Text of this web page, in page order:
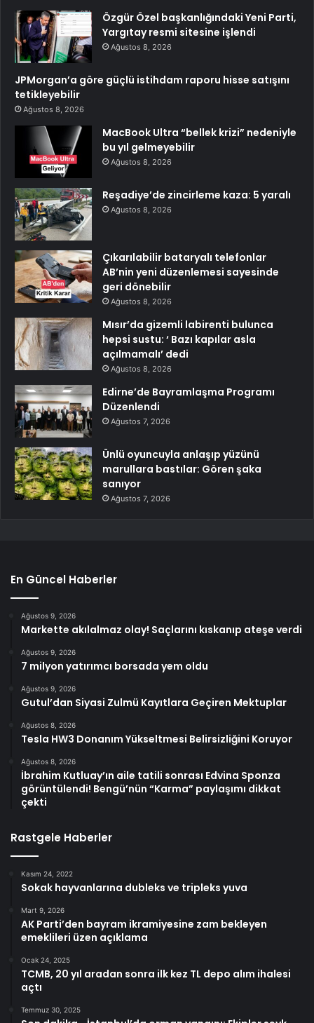
Özgür Özel başkanlığındaki Yeni Parti,
Yargıtay resmi sitesine işlendi
Ağustos 8, 2026
JPMorgan’a göre güçlü istihdam raporu hisse satışını
tetikleyebilir
Ağustos 8, 2026
MacBook Ultra “bellek krizi” nedeniyle
bu yıl gelmeyebilir
Ağustos 8, 2026
Reşadiye’de zincirleme kaza: 5 yaralı
Ağustos 8, 2026
Çıkarılabilir bataryalı telefonlar
AB’nin yeni düzenlemesi sayesinde
geri dönebilir
Ağustos 8, 2026
Mısır’da gizemli labirenti bulunca
hepsi sustu: ‘ Bazı kapılar asla
açılmamalı’ dedi
Ağustos 8, 2026
Edirne’de Bayramlaşma Programı
Düzenlendi
Ağustos 7, 2026
Ünlü oyuncuyla anlaşıp yüzünü
marullara bastılar: Gören şaka
sanıyor
Ağustos 7, 2026
En Güncel Haberler
Ağustos 9, 2026
Markette akılalmaz olay! Saçlarını kıskanıp ateşe verdi
Ağustos 9, 2026
7 milyon yatırımcı borsada yem oldu
Ağustos 9, 2026
Gutul’dan Siyasi Zulmü Kayıtlara Geçiren Mektuplar
Ağustos 8, 2026
Tesla HW3 Donanım Yükseltmesi Belirsizliğini Koruyor
Ağustos 8, 2026
İbrahim Kutluay’ın aile tatili sonrası Edvina Sponza
görüntülendi! Bengü’nün “Karma” paylaşımı dikkat
çekti
Rastgele Haberler
Kasım 24, 2022
Sokak hayvanlarına dubleks ve tripleks yuva
Mart 9, 2026
AK Parti’den bayram ikramiyesine zam bekleyen
emeklileri üzen açıklama
Ocak 24, 2025
TCMB, 20 yıl aradan sonra ilk kez TL depo alım ihalesi
açtı
Temmuz 30, 2025